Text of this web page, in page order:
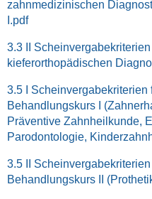
zahnmedizinischen
I.pdf
3.3 II
kieferorthopädischen
3.5 I Scheinvergabekriterien
Behandlungskurs I
Präventive Zahnheilkunde,
Parodontologie,
3.5 II
Behandlungskurs II